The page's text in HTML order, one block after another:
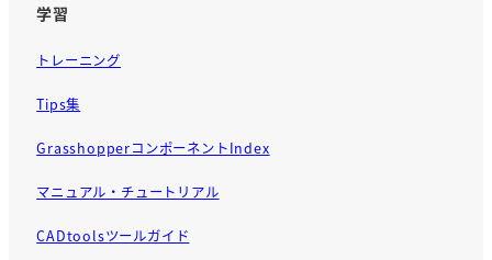
学習
トレーニング
Tips集
GrasshopperコンポーネントIndex
マニュアル・チュートリアル
CADtoolsツールガイド